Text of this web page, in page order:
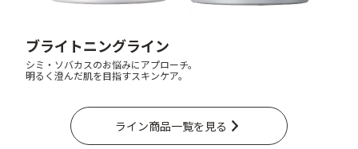
ブライトニングライン
シミ・ソバカスのお悩みにアプローチ。
明るく澄んだ肌を目指すスキンケア。
ライン商品一覧を見る